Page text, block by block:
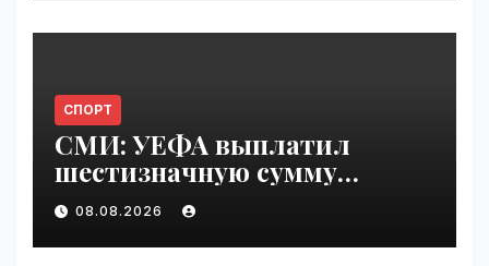
СПОРТ
СМИ: УЕФА выплатил
шестизначную сумму
любовнице Инфантино |
VseTime.ru
08.08.2026